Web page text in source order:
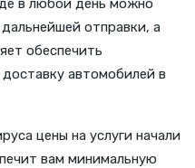
в любой день можно
отправки, а
обеспечить
автомобилей в
цены на услуги начали
вам минимальную